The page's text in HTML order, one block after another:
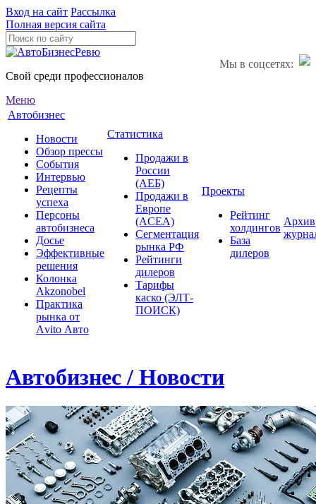
Вход на сайт Рассылка
Полная версия сайта
Мы в соцсетях:
Свой среди профессионалов
Меню
Автобизнес
Новости
Обзор прессы
События
Интервью
Рецепты
успеха
Персоны
автобизнеса
Досье
Эффективные
решения
Колонка
Akzonobel
Практика
рынка от
Аvito Авто
Статистика
Продажи в
России
(АЕБ)
Продажи в
Европе
(ACEA)
Сегментация
рынка РФ
Рейтинги
дилеров
Тарифы
каско (ЭЛТ-
ПОИСК)
Проекты
Рейтинг
холдингов
База
дилеров
Архив
Автобизнес / Новости